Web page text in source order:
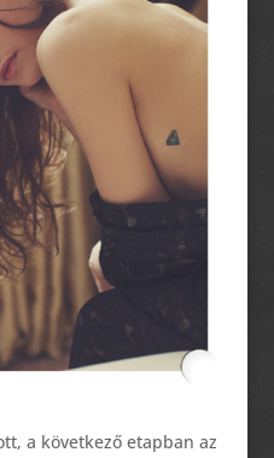
a következő etapban az